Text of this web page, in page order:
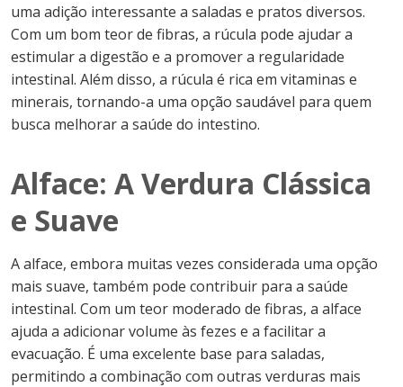
uma adição interessante a saladas e pratos diversos.
Com um bom teor de fibras, a rúcula pode ajudar a
estimular a digestão e a promover a regularidade
intestinal. Além disso, a rúcula é rica em vitaminas e
minerais, tornando-a uma opção saudável para quem
busca melhorar a saúde do intestino.
Alface: A Verdura Clássica
e Suave
A alface, embora muitas vezes considerada uma opção
mais suave, também pode contribuir para a saúde
intestinal. Com um teor moderado de fibras, a alface
ajuda a adicionar volume às fezes e a facilitar a
evacuação. É uma excelente base para saladas,
permitindo a combinação com outras verduras mais